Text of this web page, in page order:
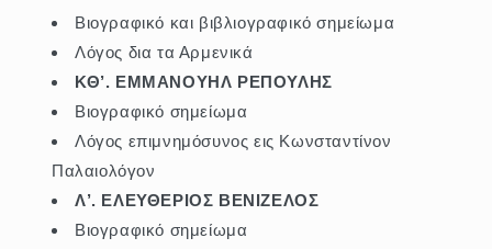
Βιογραφικό και βιβλιογραφικό σημείωμα
Λόγος δια τα Αρμενικά
ΚΘ’. ΕΜΜΑΝΟΥΗΛ ΡΕΠΟΥΛΗΣ
Βιογραφικό σημείωμα
Λόγος επιμνημόσυνος εις Κωνσταντίνον
Παλαιολόγον
Λ’. ΕΛΕΥΘΕΡΙΟΣ ΒΕΝΙΖΕΛΟΣ
Βιογραφικό σημείωμα